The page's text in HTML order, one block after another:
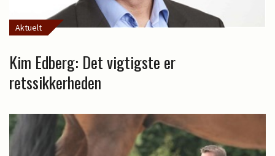
Aktuelt
Kim Edberg: Det vigtigste er
retssikkerheden